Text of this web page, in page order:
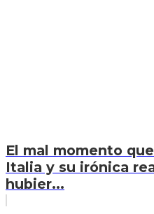
El mal momento
Italia y su irónica
hubier...